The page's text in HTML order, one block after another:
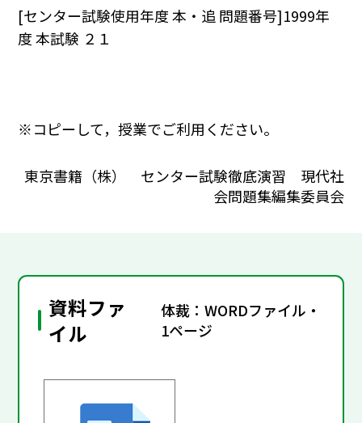
[センター試験使用年度 本・追 問題番号]1999年
度 本試験 ２１
※コピーして，授業でご利用ください。
東京書籍（株） センター試験徹底演習 現代社
会問題集編集委員会
資料ファ
イル
体裁：WORDファイル・
1ページ